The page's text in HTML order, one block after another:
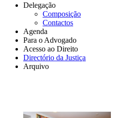
Delegação
Composição
Contactos
Agenda
Para o Advogado
Acesso ao Direito
Directório da Justiça
Arquivo